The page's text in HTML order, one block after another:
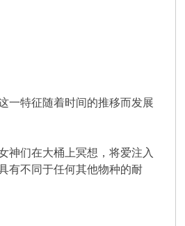
一特征随着时间的推移而发展
神们在大桶上冥想，将爱注入
有不同于任何其他物种的耐